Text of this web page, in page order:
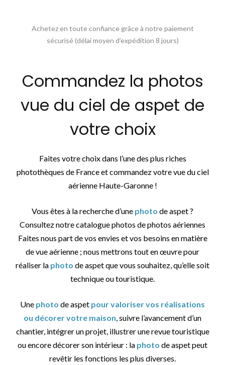
Achetez en toute confiance grâce à notre paiement
sécurisé (délai moyen d’expédition 8 jours)
Commandez la photos
vue du ciel de aspet de
votre choix
Faites votre choix dans l’une des plus riches
photothèques de France et commandez votre vue du ciel
aérienne Haute-Garonne !
Vous êtes à la recherche d’une photo de aspet ?
Consultez notre catalogue photos de photos aériennes
Faites nous part de vos envies et vos besoins en matière
de vue aérienne ; nous mettrons tout en œuvre pour
réaliser la photo de aspet que vous souhaitez, qu’elle soit
technique ou touristique.
Une photo de aspet pour valoriser vos réalisations
ou décorer votre maison, suivre l’avancement d’un
chantier, intégrer un projet, illustrer une revue touristique
ou encore décorer son intérieur : la photo de aspet peut
revêtir les fonctions les plus diverses.